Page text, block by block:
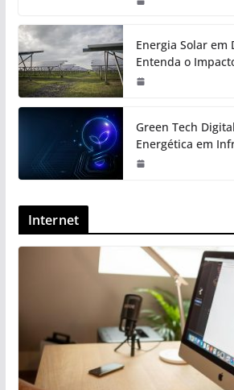
Energia Solar em
Entenda o
Green Tech
Energética em
Internet